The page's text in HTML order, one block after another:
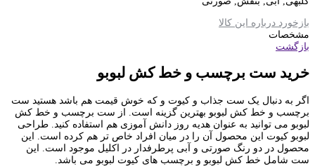
بازخورد درباره این کالا
مشخصات
بازگشت
خرید ست برچسب و خط کش لبوبو
اگر به دنبال یک ست جذاب و کیوت و که خوش قیمت هم باشد هستید ست
برچسب و خط کش لبوبو بهترین گزینه است. از ست برچسب و خط کش
لبوبو می توانید به عنوان هدیه روز دانش آموزی هم استفاده کنید. طراحی
لبوبو کیوت این محصول آن را در میان افراد خاص تر هم کرده است. این
محصول در دو رنگ صورتی و آبی پرطرفدار در اکلیل موجود است. این
ست شامل خط کش لبوبو و برچسب های کیوت لبوبو می باشد.